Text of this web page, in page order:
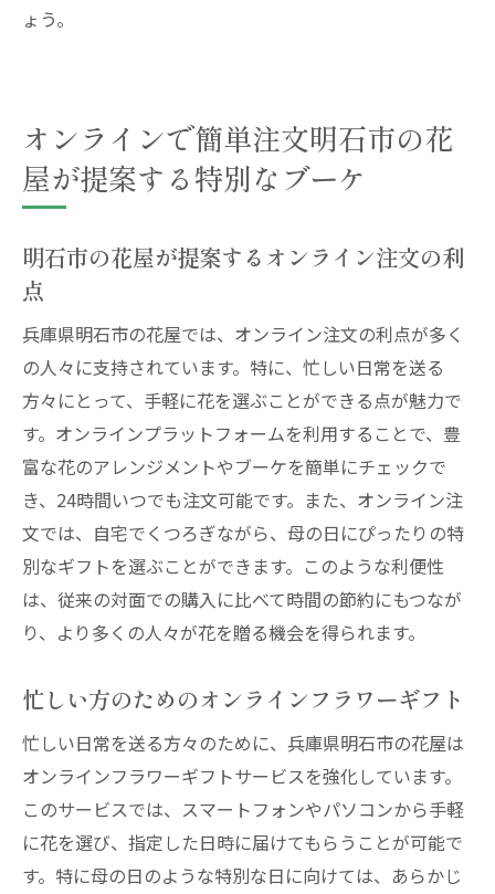
ょう。
オンラインで簡単注文明石市の花
屋が提案する特別なブーケ
明石市の花屋が提案するオンライン注文の利
点
兵庫県明石市の花屋では、オンライン注文の利点が多く
の人々に支持されています。特に、忙しい日常を送る
方々にとって、手軽に花を選ぶことができる点が魅力で
す。オンラインプラットフォームを利用することで、豊
富な花のアレンジメントやブーケを簡単にチェックで
き、24時間いつでも注文可能です。また、オンライン注
文では、自宅でくつろぎながら、母の日にぴったりの特
別なギフトを選ぶことができます。このような利便性
は、従来の対面での購入に比べて時間の節約にもつなが
り、より多くの人々が花を贈る機会を得られます。
忙しい方のためのオンラインフラワーギフト
忙しい日常を送る方々のために、兵庫県明石市の花屋は
オンラインフラワーギフトサービスを強化しています。
このサービスでは、スマートフォンやパソコンから手軽
に花を選び、指定した日時に届けてもらうことが可能で
す。特に母の日のような特別な日に向けては、あらかじ